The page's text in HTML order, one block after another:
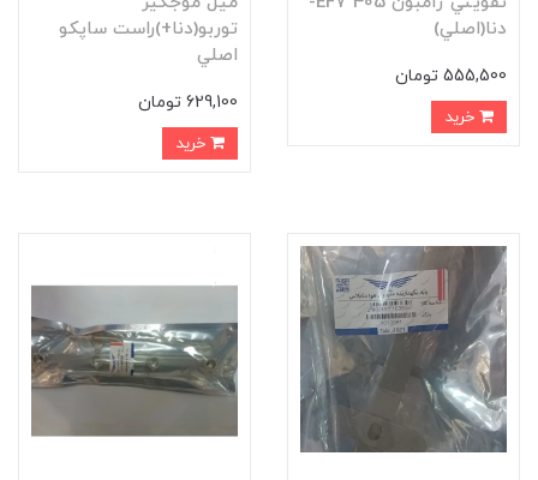
دنا(اصلي)
555,500 تومان
توربو(دنا+)راست ساپکو
اصلي
629,100 تومان